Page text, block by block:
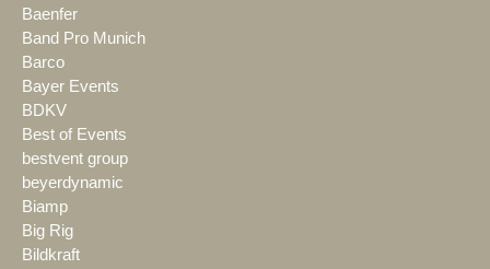
Baenfer
Band Pro Munich
Barco
Bayer Events
BDKV
Best of Events
bestvent group
beyerdynamic
Biamp
Big Rig
Bildkraft